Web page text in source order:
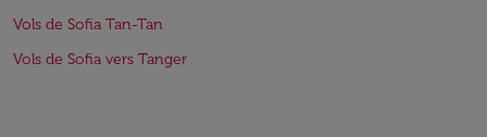
Vols de Sofia Tan-Tan
Vols de Sofia vers Tanger